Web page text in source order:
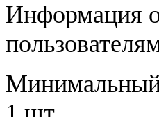
Информация
Минимальный